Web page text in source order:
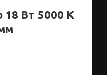
18 Вт 5000 К